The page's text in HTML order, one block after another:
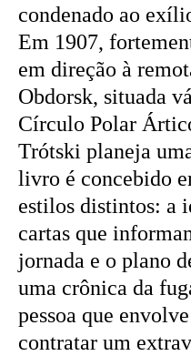
condenado ao
Em 1907,
em direção à
Obdorsk, situada
Círculo Polar
Trótski planeja
livro é concebido
estilos distintos: a
cartas que
jornada e o plano
uma crônica da
pessoa que
contratar um